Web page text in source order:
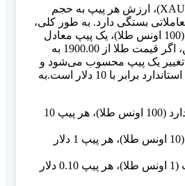
در معاملات طلا (XAUUSD)، ارزش هر پیپ به حجم
بستگی دارد. به طور کلی،
برای هر لات استاندارد (100 اونس طلا)، یک پیپ معادل
0.01 دلار است. بنابراین، اگر قیمت طلا از 1900.00 به
این تغییر یک پیپ محسوب می‌شود و
ارزش آن برای یک لات استاندارد برابر با 10 دلار است.به
در یک لات استاندارد (100 اونس طلا)، هر پیپ 10
در یک مینی لات (10 اونس طلا)، هر پیپ 1 دلار
در یک میکرو لات (1 اونس طلا)، هر پیپ 0.10 دلار